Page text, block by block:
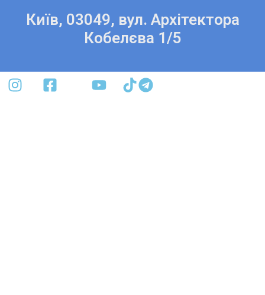
Київ, 03049, вул. Архітектора
Кобелєва 1/5